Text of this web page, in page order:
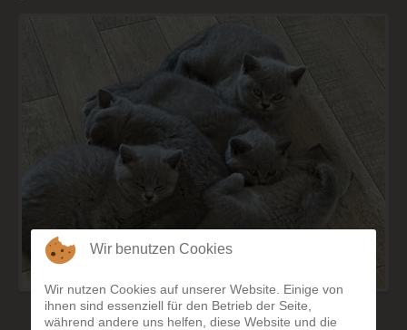
Wir benutzen Cookies
Wir nutzen Cookies auf unserer Website. Einige von
ihnen sind essenziell für den Betrieb der Seite,
während andere uns helfen, diese Website und die